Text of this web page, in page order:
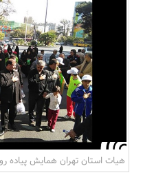
هیات استان تهران همایش پیاده